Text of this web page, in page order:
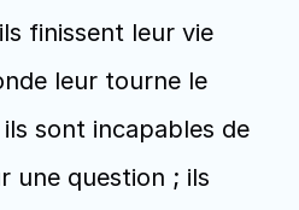
finissent leur vie
leur tourne le
sont incapables de
une question ; ils